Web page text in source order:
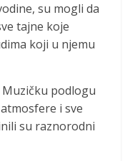
su mogli da
tajne koje
koji u njemu
Muzičku podlogu
i sve
su raznorodni